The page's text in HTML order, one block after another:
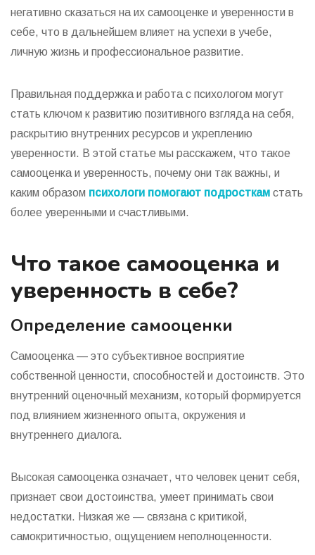
негативно сказаться на их самооценке и уверенности в
себе, что в дальнейшем влияет на успехи в учебе,
личную жизнь и профессиональное развитие.
Правильная поддержка и работа с психологом могут
стать ключом к развитию позитивного взгляда на себя,
раскрытию внутренних ресурсов и укреплению
уверенности. В этой статье мы расскажем, что такое
самооценка и уверенность, почему они так важны, и
каким образом психологи помогают подросткам стать
более уверенными и счастливыми.
Что такое самооценка и
уверенность в себе?
Определение самооценки
Самооценка — это субъективное восприятие
собственной ценности, способностей и достоинств. Это
внутренний оценочный механизм, который формируется
под влиянием жизненного опыта, окружения и
внутреннего диалога.
Высокая самооценка означает, что человек ценит себя,
признает свои достоинства, умеет принимать свои
недостатки. Низкая же — связана с критикой,
самокритичностью, ощущением неполноценности.